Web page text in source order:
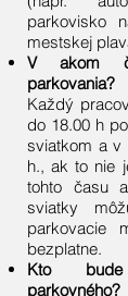
parkovisko
mestskej
V akom
parkovania?
Každý
do 18.00 h
sviatkom a v
h., ak to nie
tohto času
sviatky
parkovacie
bezplatne.
Kto bude
parkovného?